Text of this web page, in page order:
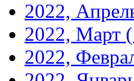
2022,
2022, Март
2022,